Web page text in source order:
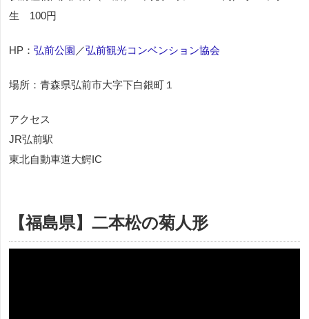
生 100円
HP： 弘前公園 ／弘前観光コンベンション協会
場所：青森県弘前市大字下白銀町１
アクセス
JR弘前駅
東北自動車道大鰐IC
【福島県】二本松の菊人形